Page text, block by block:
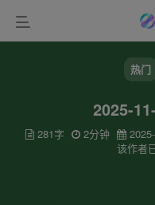
热门
2025-
281字 2分钟
该作者